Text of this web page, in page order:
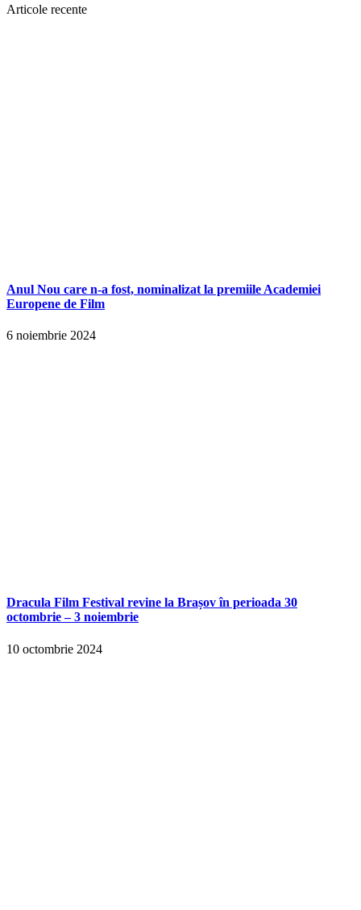
Articole recente
Anul Nou care n-a fost, nominalizat la premiile Academiei
Europene de Film
6 noiembrie 2024
Dracula Film Festival revine la Brașov în perioada 30
octombrie – 3 noiembrie
10 octombrie 2024